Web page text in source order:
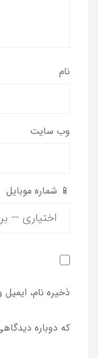
نام
وب‌ سایت
📱 شماره موبایل
ذخیره نام،
که دوباره